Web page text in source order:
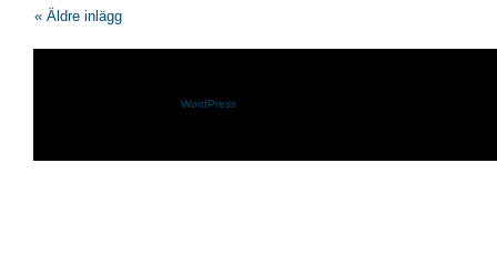
« Äldre inlägg
WordPress